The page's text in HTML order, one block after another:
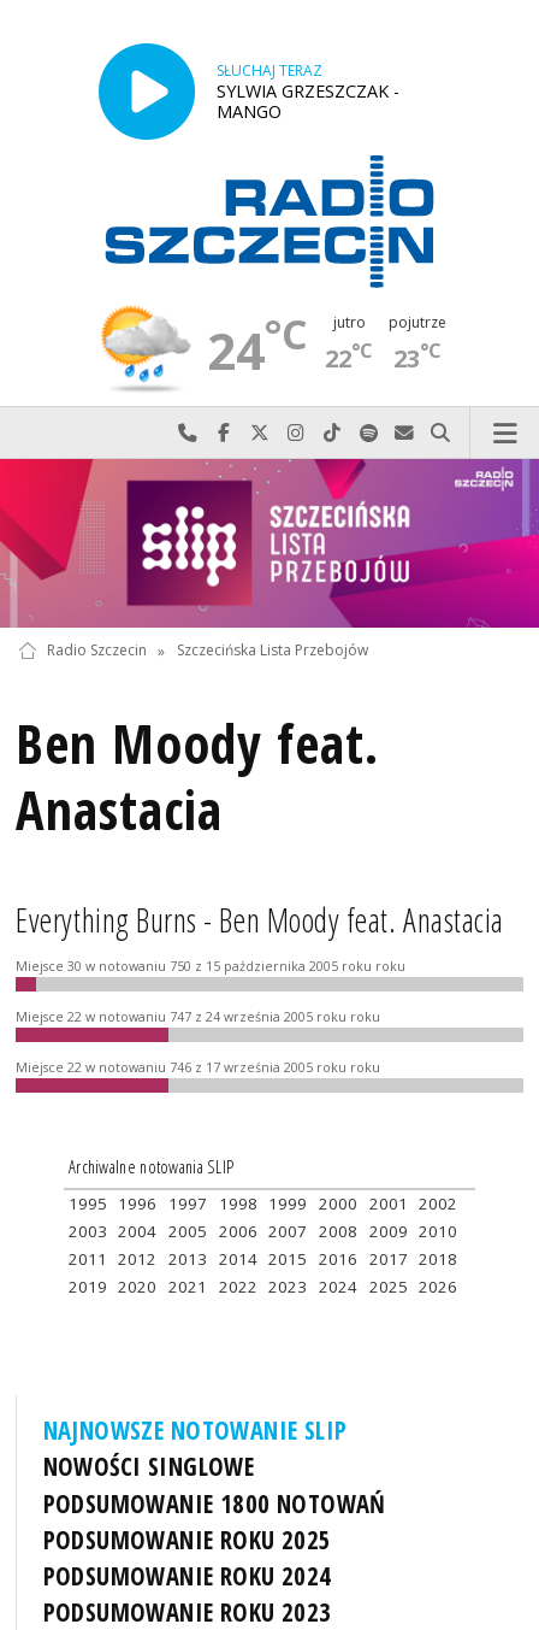
SŁUCHAJ TERAZ
SYLWIA GRZESZCZAK -
MANGO
24°C jutro
22°C
pojutrze
23°C
Najlepiej po prostu do nas zadzwoń
Odwiedź nas na Facebook-u
Odwiedź nas na X
Odwiedź nas na Instagram-ie
Odwiedź nas na TikTok-u
Szukaj nas na Spotify
Wyślij do nas
Szukaj
Radio Szczecin » Szczecińska Lista Przebojów
Ben Moody feat.
Anastacia
Everything Burns - Ben Moody feat. Anastacia
Miejsce 30 w notowaniu 750 z 15 października 2005 roku roku
Miejsce 22 w notowaniu 747 z 24 września 2005 roku roku
Miejsce 22 w notowaniu 746 z 17 września 2005 roku roku
Archiwalne notowania SLIP
1995 1996 1997 1998 1999 2000 2001
2002
2003 2004 2005 2006 2007 2008 2009 2010
2011
2012 2013 2014 2015 2016 2017 2018
2019 2020 2021 2022 2023 2024 2025 2026
NAJNOWSZE NOTOWANIE SLIP
NOWOŚCI SINGLOWE
PODSUMOWANIE 1800 NOTOWAŃ
PODSUMOWANIE ROKU 2025
PODSUMOWANIE ROKU 2024
PODSUMOWANIE ROKU 2023